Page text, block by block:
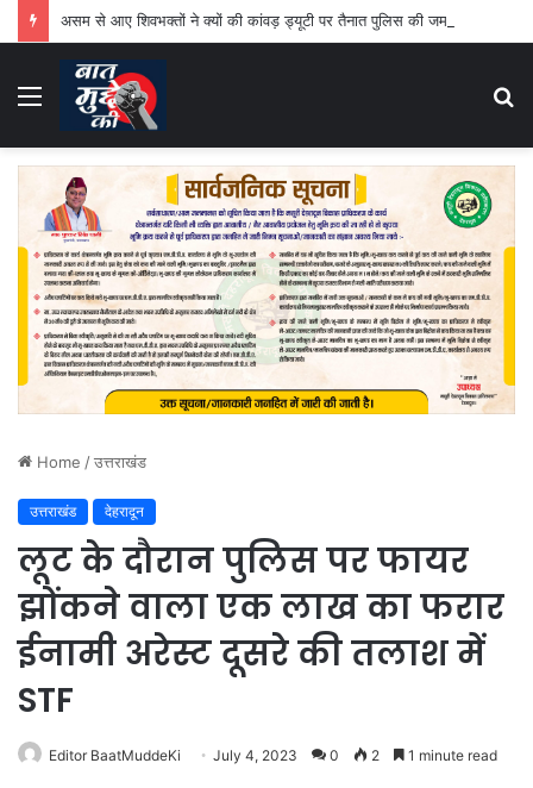
Menu
Home /उत्तराखंड
उत्तराखंड देहरादून
लूट के दौरान पुलिस पर फायर
झोंकने वाला एक लाख का फरार
ईनामी अरेस्ट दूसरे की तलाश में
STF
Editor BaatMuddeKi July 4, 2023 0 2 1 minute read